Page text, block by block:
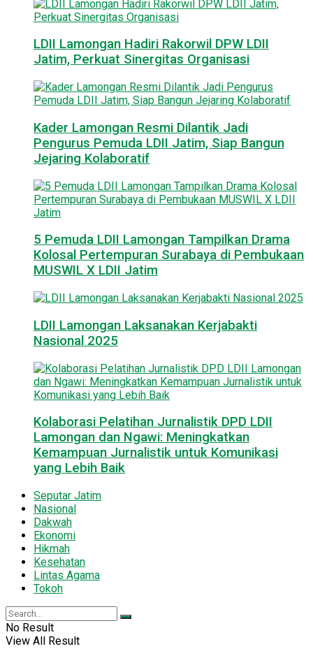
LDII Lamongan Hadiri Rakorwil DPW LDII
Jatim, Perkuat Sinergitas Organisasi
Kader Lamongan Resmi Dilantik Jadi
Pengurus Pemuda LDII Jatim, Siap Bangun
Jejaring Kolaboratif
5 Pemuda LDII Lamongan Tampilkan Drama
Kolosal Pertempuran Surabaya di Pembukaan
MUSWIL X LDII Jatim
LDII Lamongan Laksanakan Kerjabakti
Nasional 2025
Kolaborasi Pelatihan Jurnalistik DPD LDII
Lamongan dan Ngawi: Meningkatkan
Kemampuan Jurnalistik untuk Komunikasi
yang Lebih Baik
Seputar Jatim
Nasional
Dakwah
Ekonomi
Hikmah
Kesehatan
Lintas Agama
Tokoh
No Result
View All Result